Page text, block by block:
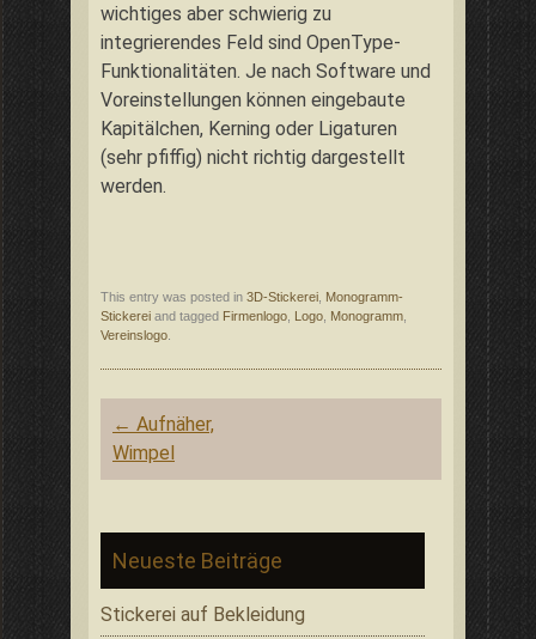
wichtiges aber schwierig zu
integrierendes Feld sind OpenType-
Funktionalitäten. Je nach Software und
Voreinstellungen können eingebaute
Kapitälchen, Kerning oder Ligaturen
(sehr pfiffig) nicht richtig dargestellt
werden.
This entry was posted in 3D-Stickerei Monogramm-
Stickerei and tagged Firmenlogo Logo Monogramm
Vereinslogo
Post
navigation
← Aufnäher,
Wimpel
Neueste Beiträge
Stickerei auf Bekleidung